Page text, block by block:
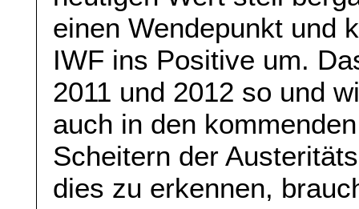
einen Wendepunkt und
IWF ins Positive um.
2011 und 2012 so und
auch in den
Scheitern der
dies zu erkennen,